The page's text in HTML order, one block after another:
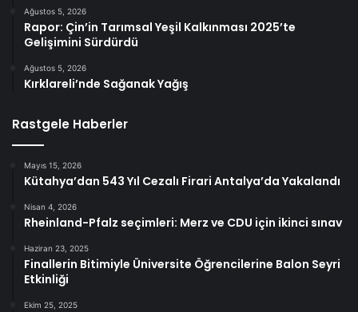
Ağustos 5, 2026
Rapor: Çin’in Tarımsal Yeşil Kalkınması 2025’te
Gelişimini Sürdürdü
Ağustos 5, 2026
Kırklareli’nde Sağanak Yağış
Rastgele Haberler
Mayıs 15, 2026
Kütahya’dan 543 Yıl Cezalı Firari Antalya’da Yakalandı
Nisan 4, 2026
Rheinland-Pfalz seçimleri: Merz ve CDU için ikinci sınav
Haziran 23, 2025
Finallerin Bitimiyle Üniversite Öğrencilerine Balon Seyri
Etkinliği
Ekim 25, 2025